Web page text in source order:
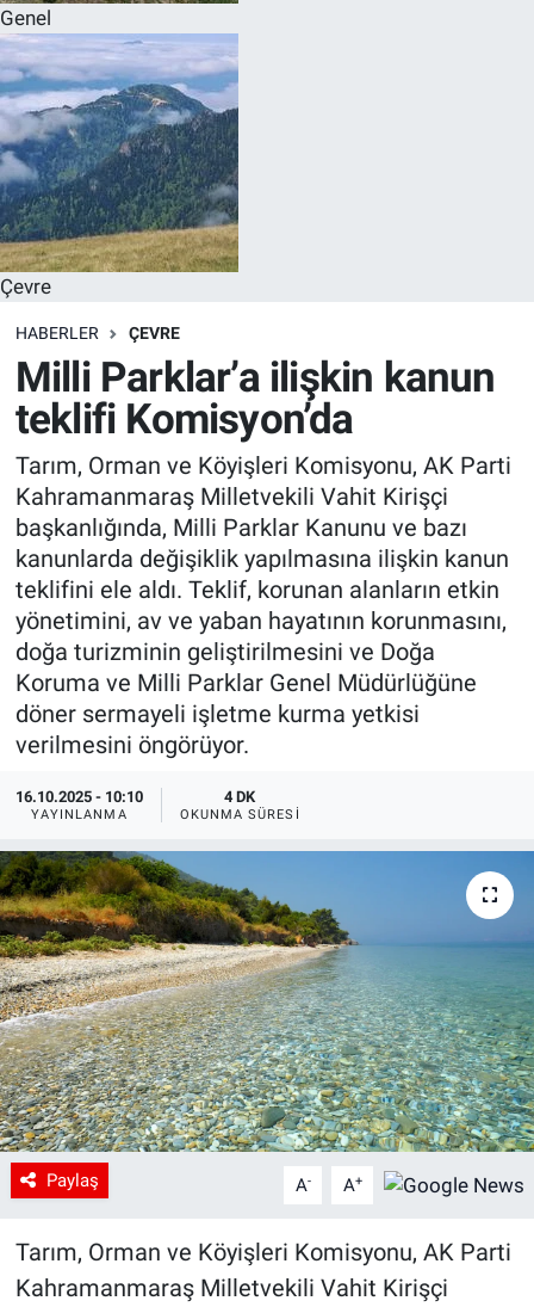
Genel
Çevre
HABERLER ÇEVRE
Milli Parklar’a ilişkin kanun
teklifi Komisyon’da
Tarım, Orman ve Köyişleri Komisyonu, AK Parti
Kahramanmaraş Milletvekili Vahit Kirişçi
başkanlığında, Milli Parklar Kanunu ve bazı
kanunlarda değişiklik yapılmasına ilişkin kanun
teklifini ele aldı. Teklif, korunan alanların etkin
yönetimini, av ve yaban hayatının korunmasını,
doğa turizminin geliştirilmesini ve Doğa
Koruma ve Milli Parklar Genel Müdürlüğüne
döner sermayeli işletme kurma yetkisi
verilmesini öngörüyor.
16.10.2025 - 10:10
YAYINLANMA
4 DK
OKUNMA SÜRESI
Paylaş A- A+
Tarım, Orman ve Köyişleri Komisyonu, AK Parti
Kahramanmaraş Milletvekili Vahit Kirişçi